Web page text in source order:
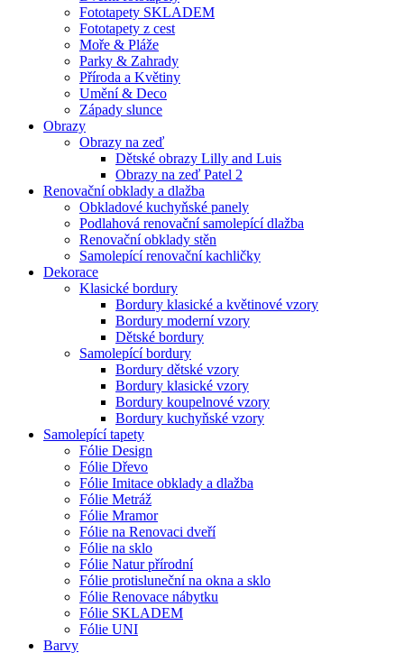
Fototapety SKLADEM
Fototapety z cest
Moře & Pláže
Parky & Zahrady
Příroda a Květiny
Umění & Deco
Západy slunce
Obrazy
Obrazy na zeď
Dětské obrazy Lilly and Luis
Obrazy na zeď Patel 2
Renovační obklady a dlažba
Obkladové kuchyňské panely
Podlahová renovační samolepící dlažba
Renovační obklady stěn
Samolepící renovační kachličky
Dekorace
Klasické bordury
Bordury klasické a květinové vzory
Bordury moderní vzory
Dětské bordury
Samolepící bordury
Bordury dětské vzory
Bordury klasické vzory
Bordury koupelnové vzory
Bordury kuchyňské vzory
Samolepící tapety
Fólie Design
Fólie Dřevo
Fólie Imitace obklady a dlažba
Fólie Metráž
Fólie Mramor
Fólie na Renovaci dveří
Fólie na sklo
Fólie Natur přírodní
Fólie protisluneční na okna a sklo
Fólie Renovace nábytku
Fólie SKLADEM
Fólie UNI
Barvy